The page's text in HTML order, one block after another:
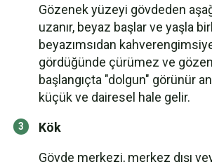
Gözenek yüzeyi gövdeden
uzanır, beyaz başlar ve yaşla
beyazımsıdan
gördüğünde çürümez ve
başlangıçta "dolgun" görünür
küçük ve dairesel hale gelir.
Kök
Gövde merkezi, merkez dışı